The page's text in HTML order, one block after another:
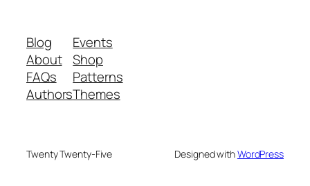
Blog
About
FAQs
Authors
Events
Shop
Patterns
Themes
Twenty Twenty-Five Designed withWordPress